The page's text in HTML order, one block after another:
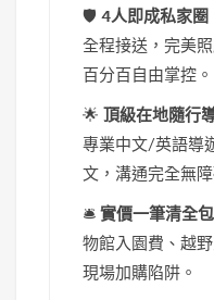
🛡️ 4人即成私家圈
全程接送，完美
百分百自由掌控。
🌟 頂級在地隨行
專業中文/英語導
文，溝通完全無障
🛎️ 實價一筆清全包
物館入園費、越
現場加購陷阱。